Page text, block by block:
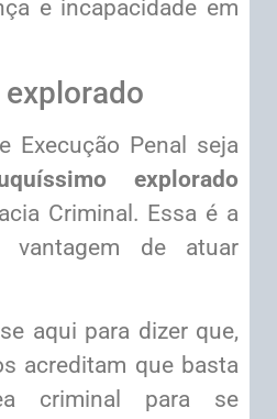
e incapacidade em
Execução Penal seja
explorado
Criminal. Essa é a
vantagem de atuar
aqui para dizer que,
acreditam que basta
criminal para se